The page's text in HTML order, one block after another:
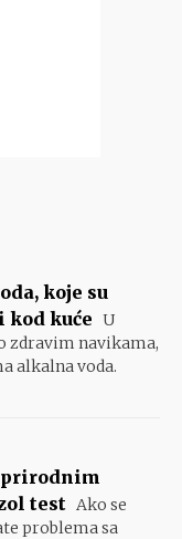
koje su
kod kuće U
zdravim navikama,
alkalna voda.
test Ako se
problema sa